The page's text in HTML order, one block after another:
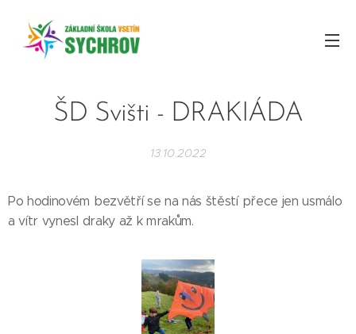
ŠD Svišti - DRAKIÁDA
13.10.2022
Po hodinovém bezvětří se na nás štěstí přece jen usmálo
a vítr vynesl draky až k mrakům.